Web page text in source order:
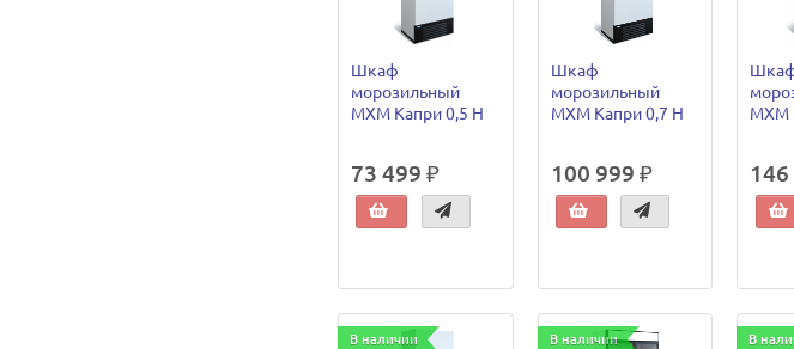
Шкаф
морозильный
МХМ Капри 0,5 H
73 499 ₽
Шкаф
морозильный
МХМ Капри 0,7 Н
100 999 ₽
МХМ
В наличии В наличии В